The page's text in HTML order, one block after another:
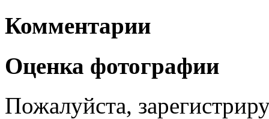
Комментарии
Оценка фотографии
Пожалуйста,